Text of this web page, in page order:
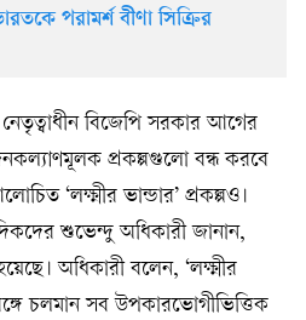
পরামর্শ বীণা সিক্রির
বিজেপি সরকার আগের
প্রকল্পগুলো বন্ধ করবে
‘লক্ষ্মীর ভান্ডার’ প্রকল্পও।
শুভেন্দু অধিকারী জানান,
অধিকারী বলেন, ‘লক্ষ্মীর
চলমান সব উপকারভোগীভিত্তিক